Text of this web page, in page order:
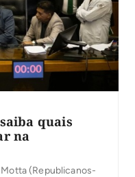
quais
na
(Republicanos-